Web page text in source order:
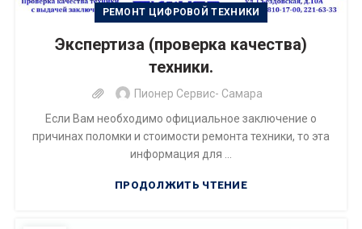
РЕМОНТ ЦИФРОВОЙ ТЕХНИКИ
Экспертиза (проверка качества)
техники.
Пионер Сервис- Самара
Если Вам необходимо официальное заключение о
причинах поломки и стоимости ремонта техники, то эта
информация для ...
ПРОДОЛЖИТЬ ЧТЕНИЕ